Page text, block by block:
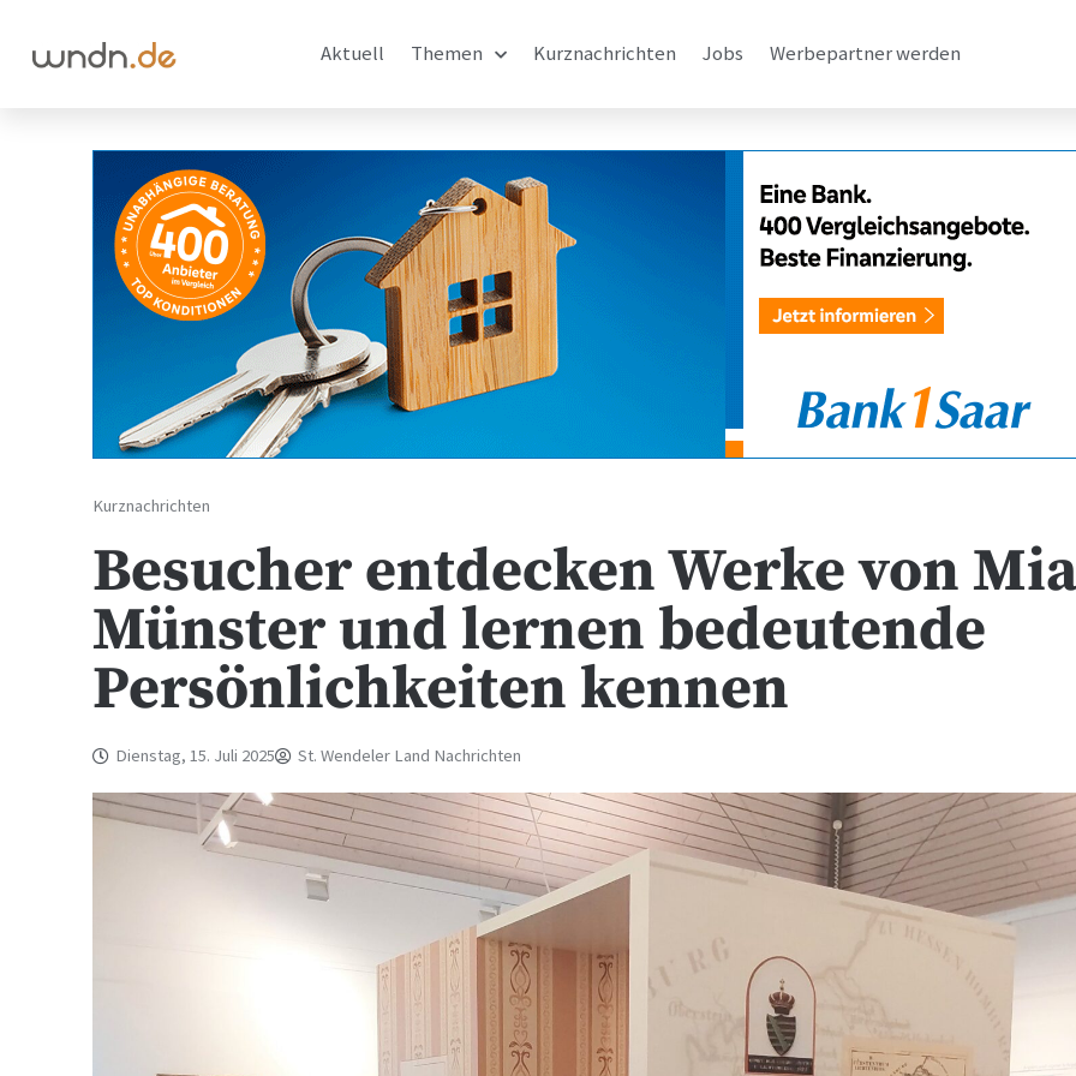
Aktuell Themen Kurznachrichten Jobs Werbepartner werden
Kurznachrichten
Besucher entdecken Werke von
Münster und lernen bedeutende
Persönlichkeiten kennen
Dienstag, 15. Juli 2025 St. Wendeler Land Nachrichten